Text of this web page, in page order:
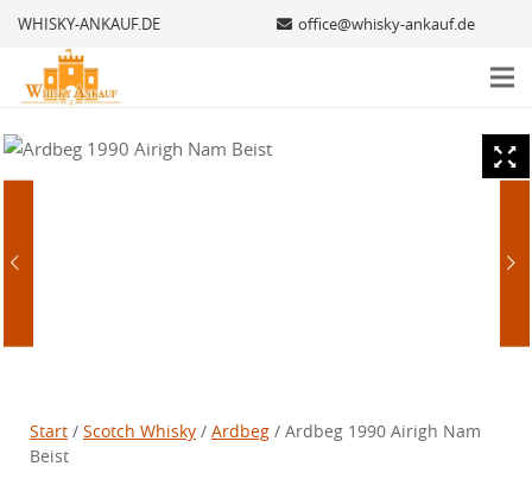
WHISKY-ANKAUF.DE office@whisky-ankauf.de
Start / Scotch Whisky / Ardbeg / Ardbeg 1990 Airigh Nam
Beist